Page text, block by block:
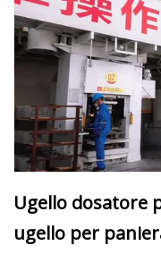
Ugello dosatore
ugello per